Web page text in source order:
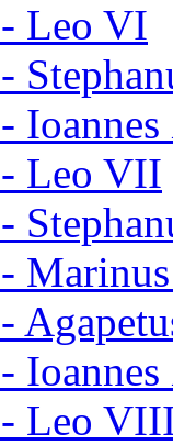
Leo VI
Leo VII
Leo